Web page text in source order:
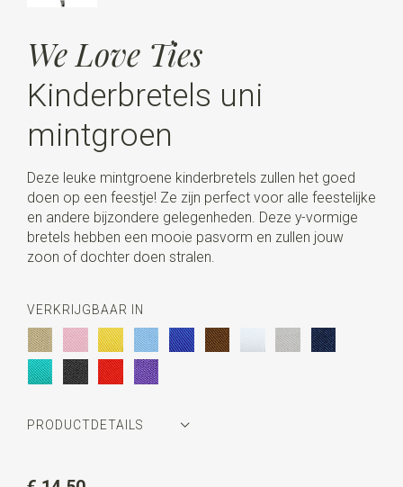
We Love Ties
Kinderbretels uni
mintgroen
Deze leuke mintgroene kinderbretels zullen het goed
doen op een feestje! Ze zijn perfect voor alle feestelijke
en andere bijzondere gelegenheden. Deze y-vormige
bretels hebben een mooie pasvorm en zullen jouw
zoon of dochter doen stralen.
VERKRIJGBAAR IN
PRODUCTDETAILS